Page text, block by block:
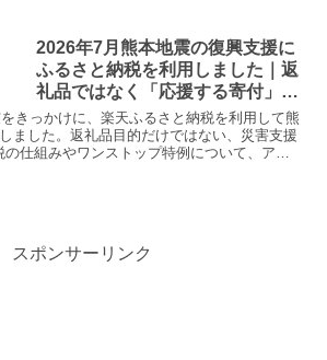
流行ったり…私はここ数年...
2026年7月熊本地震の復興支援に
ふるさと納税を利用しました｜返
礼品ではなく「応援する寄付」と
いう選択
きっかけに、楽天ふるさと納税を利用して熊
ました。返礼品目的だけではない、災害支援
の仕組みやワンストップ特例について、アラ
スポンサーリンク